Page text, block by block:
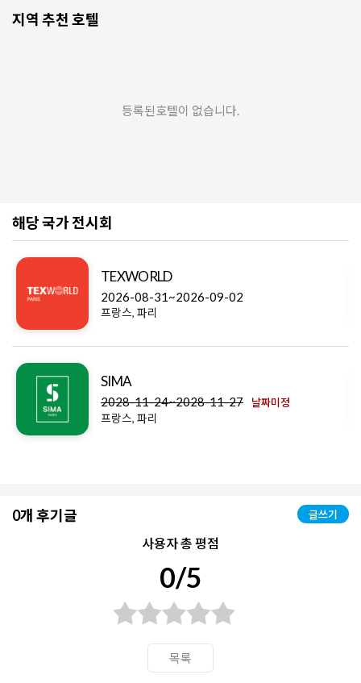
지역 추천 호텔
등록된호텔이 없습니다.
해당 국가 전시회
TEXWORLD
2026-08-31~2026-09-02
프랑스, 파리
SIMA
2028-11-24~2028-11-27 날짜미정
프랑스, 파리
0개 후기글 글쓰기
사용자 총 평점
0/5
목록